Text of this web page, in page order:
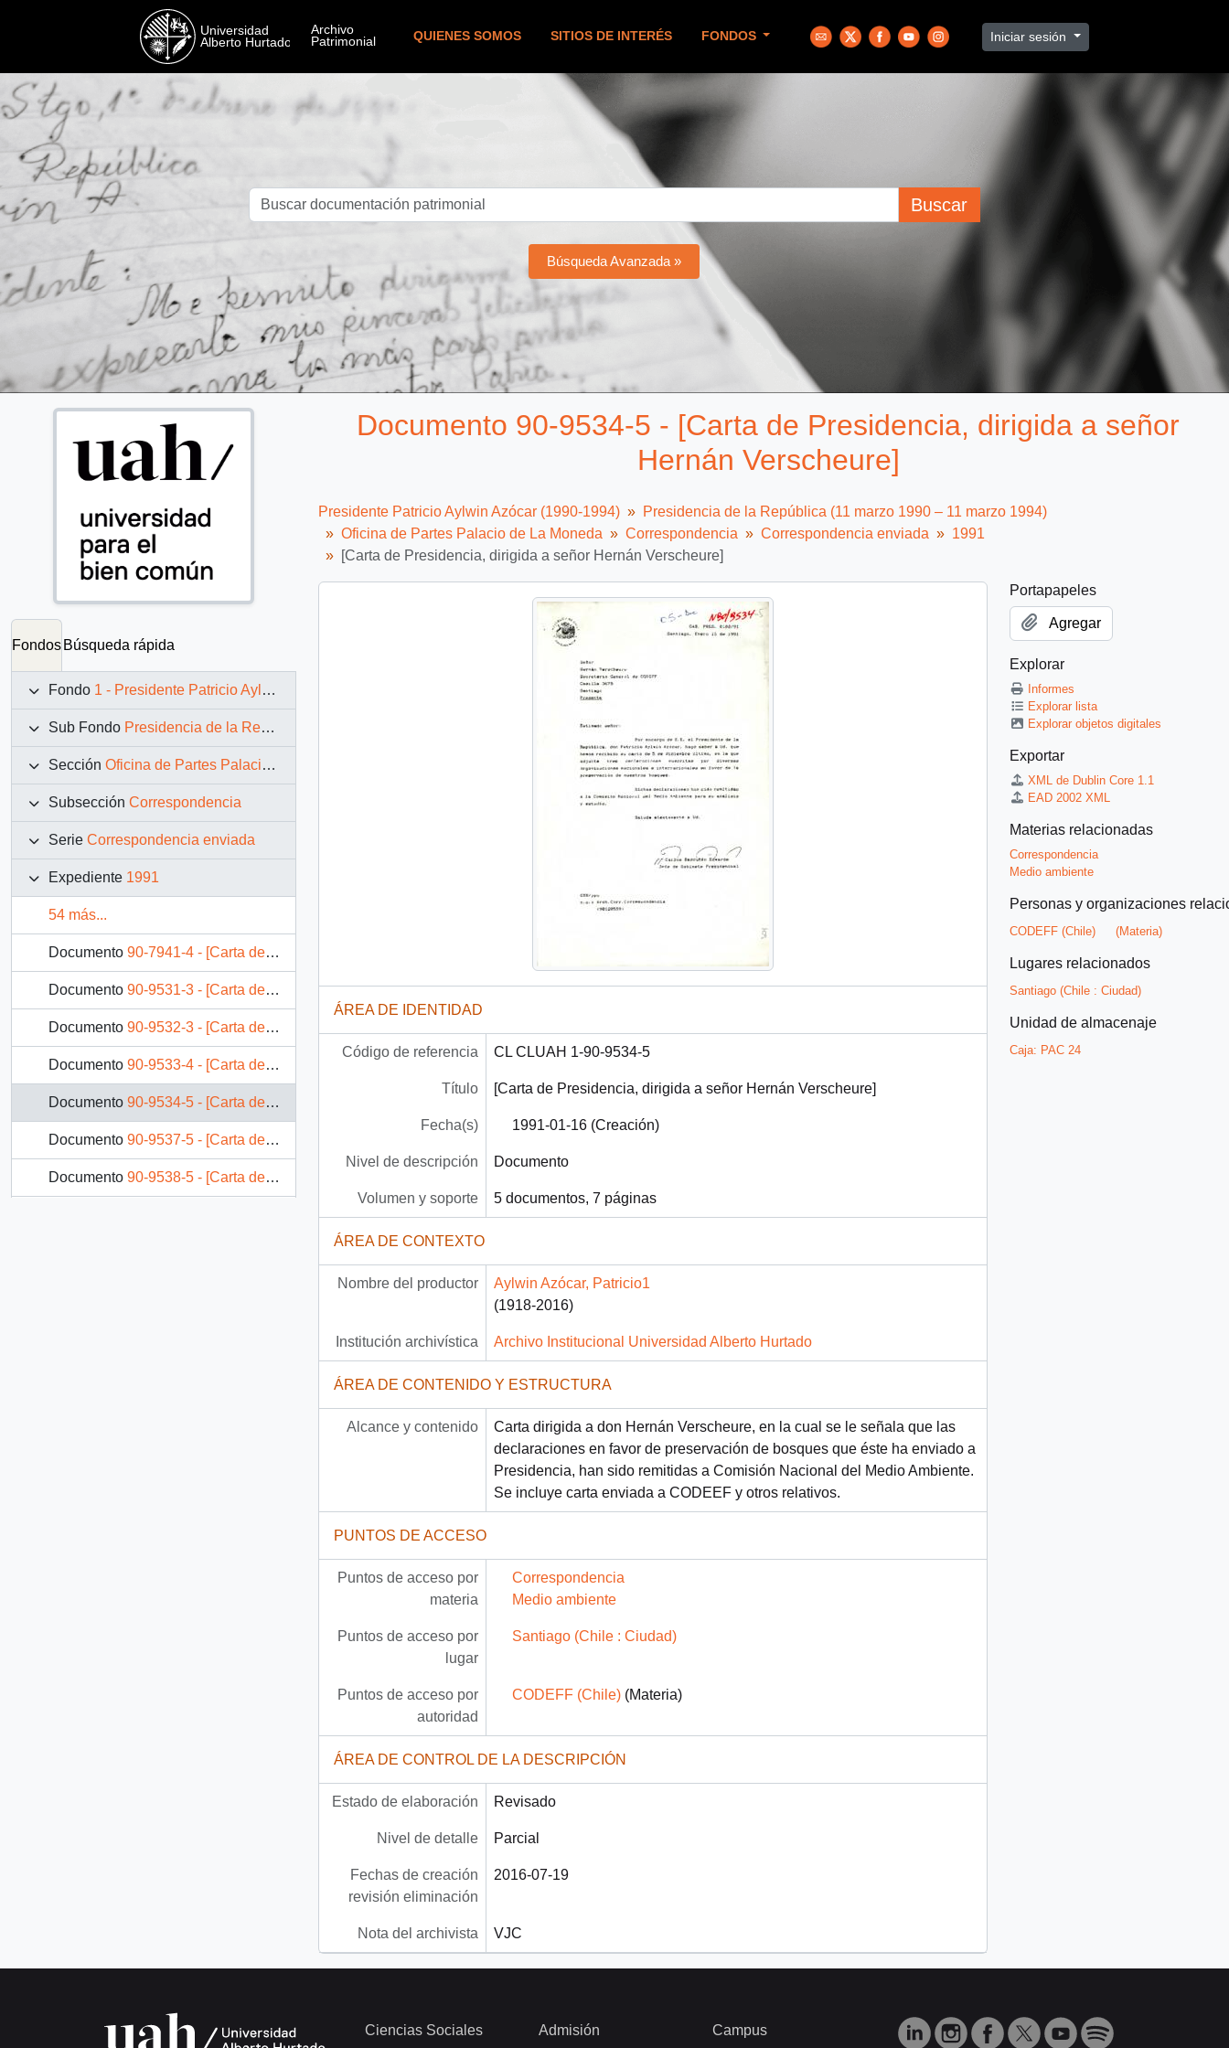
QUIENES SOMOS SITIOS DE INTERÉS FONDOS Iniciar sesión
Buscar
Búsqueda Avanzada »
Fondos Búsqueda rápida
Fondo 1 - Presidente Patricio Aylwin Azócar (1990-1994)
Sub Fondo Presidencia de la República (11 marzo 1990 – 11 marzo 1994)
Sección Oficina de Partes Palacio de La Moneda
Subsección Correspondencia
Serie Correspondencia enviada
Expediente 1991
54 más...
Documento 90-7941-4 - [Carta de Presidencia, dirigida a señor Antonio Cafluta]
Documento 90-9531-3 - [Carta de Presidencia, dirigida a señora Ana Correa]
Documento 90-9532-3 - [Carta de Presidencia, dirigida a don William Awad]
Documento 90-9533-4 - [Carta de Presidencia, dirigida a don Paulino Quinsacara]
Documento 90-9534-5 - [Carta de Presidencia, dirigida a señor Hernán Verscheure]
Documento 90-9537-5 - [Carta de Presidente Aylwin, dirigida a don Alonso Rojas]
Documento 90-9538-5 - [Carta de Presidencia, dirigida a Sra. Blanca Albornoz]
Documento 90-9534-5 - [Carta de Presidencia, dirigida a señor
Hernán Verscheure]
Presidente Patricio Aylwin Azócar (1990-1994)
Presidencia de la República (11 marzo 1990 – 11 marzo 1994)
Oficina de Partes Palacio de La Moneda
Correspondencia Correspondencia enviada
1991
[Carta de Presidencia, dirigida a señor Hernán Verscheure]
ÁREA DE IDENTIDAD
Código de referencia CL CLUAH 1-90-9534-5
Título [Carta de Presidencia, dirigida a señor Hernán Verscheure]
Fecha(s) 1991-01-16 (Creación)
Nivel de descripción Documento
Volumen y soporte 5 documentos, 7 páginas
ÁREA DE CONTEXTO
Nombre del productor
Aylwin Azócar, Patricio1
(1918-2016)
Institución archivística Archivo Institucional Universidad Alberto Hurtado
ÁREA DE CONTENIDO Y ESTRUCTURA
Alcance y contenido
Carta dirigida a don Hernán Verscheure, en la cual se le señala que las
declaraciones en favor de preservación de bosques que éste ha enviado a
Presidencia, han sido remitidas a Comisión Nacional del Medio Ambiente.
Se incluye carta enviada a CODEEF y otros relativos.
PUNTOS DE ACCESO
Puntos de acceso por
materia
Correspondencia
Medio ambiente
Puntos de acceso por
lugar
Santiago (Chile : Ciudad)
Puntos de acceso por
autoridad
CODEFF (Chile)(Materia)
ÁREA DE CONTROL DE LA DESCRIPCIÓN
Estado de elaboración Revisado
Nivel de detalle Parcial
Fechas de creación
revisión eliminación
2016-07-19
Nota del archivista VJC
Portapapeles
Agregar
Explorar
Informes
Explorar lista
Explorar objetos digitales
Exportar
XML de Dublin Core 1.1
EAD 2002 XML
Materias relacionadas
Correspondencia
Medio ambiente
Personas y organizaciones
CODEFF (Chile) (Materia)
Lugares relacionados
Santiago (Chile : Ciudad)
Unidad de almacenaje
Caja: PAC 24
Ciencias Sociales Admisión Campus